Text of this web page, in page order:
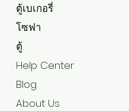
ตู้เบเกอรี่
โซฟา
ตู้
Help Center
Blog
About Us